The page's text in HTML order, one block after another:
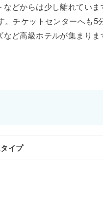
どからは少し離れてい
。チケットセンターへも5
ど高級ホテルが集まりま
イプ